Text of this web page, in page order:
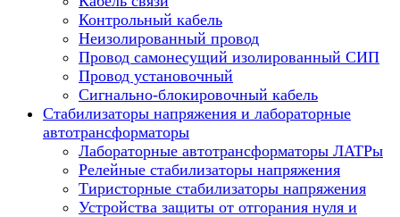
Контрольный кабель
Неизолированный провод
Провод самонесущий изолированный СИП
Провод установочный
Сигнально-блокировочный кабель
Стабилизаторы напряжения и лабораторные
автотрансформаторы
Лабораторные автотрансформаторы ЛАТРы
Релейные стабилизаторы напряжения
Тиристорные стабилизаторы напряжения
Устройства защиты от отгорания нуля и